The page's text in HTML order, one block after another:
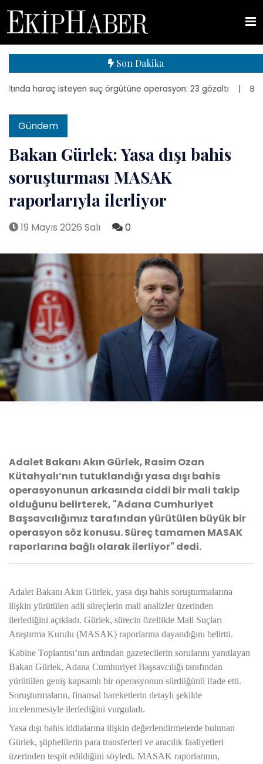
Son Dakika
haraç isteyen suç örgütüne operasyon: 23 gözaltı | Bakan
Gündem
Bakan Gürlek: Yasa dışı bahis
soruşturması MASAK
raporlarıyla ilerliyor
19 Mayıs 2026 Salı 0
Adalet Bakanı Akın Gürlek, Rasim Ozan
Kütahyalı’nın tutuklandığı yasa dışı bahis
operasyonunun arkasında ciddi bir mali takip
olduğunu belirterek, "Adana Cumhuriyet
Başsavcılığımız tarafından yürütülen büyük bir
operasyon söz konusu. Süreç tamamen MASAK
raporlarına bağlı olarak ilerliyor" dedi.
Adalet Bakanı Akın Gürlek, yasa dışı bahis soruşturmalarına
ilişkin yürütülen adli süreçlerin mali analizler üzerinden
ilerlediğini açıkladı. Gürlek, sürecin özellikle Mali Suçları
Araştırma Kurulu (MASAK) raporlarına dayandığını belirtti.
Kabine Toplantısı’nın ardından gazetecilerin sorularını yanıtlayan
Bakan Gürlek, Adana Cumhuriyet Başsavcılığı tarafından
yürütülen geniş kapsamlı bir operasyonun sürdüğünü ifade etti.
Soruşturmaların, finansal hareketlerin detaylı şekilde
incelenmesiyle ilerlediğini vurguladı.
Yasa dışı bahis iddialarına ilişkin değerlendirmelerde bulunan
Gürlek, şüphelilerin para transferleri ve aracılık faaliyetleri
üzerinden tespit edildiğini söyledi. MASAK raporlarının,